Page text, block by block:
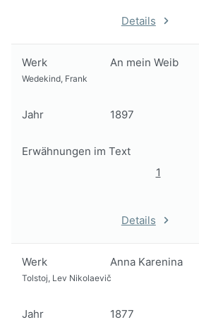
Details
Werk An mein Weib
Wedekind, Frank
Jahr 1897
Erwähnungen im Text
1
Details
Werk Anna Karenina
Tolstoj, Lev Nikolaevič
Jahr 1877